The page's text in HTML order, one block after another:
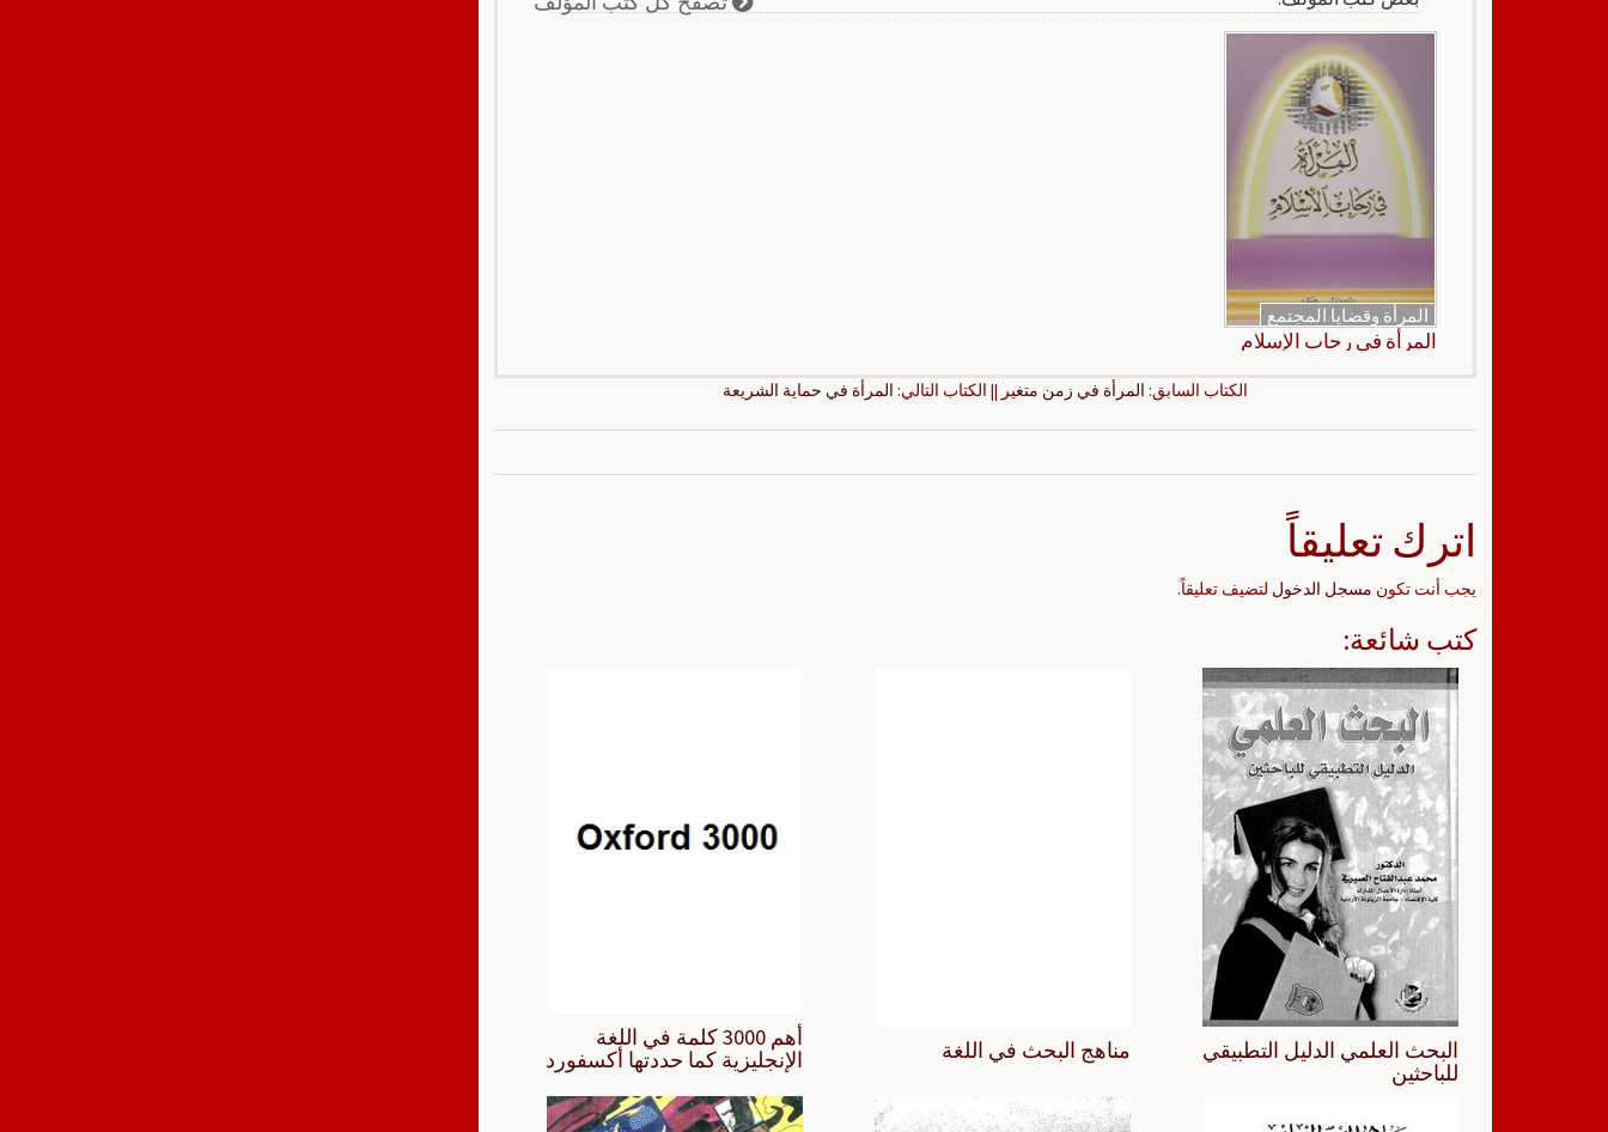
المرأة وقضايا المجتمع
المرأة في رحاب الإسلام
الكتاب السابق: المرأة في زمن متغير || الكتاب التالي: المرأة في حماية الشريعة
اترك تعليقاً
يجب أنت تكون مسجل الدخول لتضيف تعليقاً.
كتب شائعة:
أهم 3000 كلمة في اللغة
الإنجليزية كما حددتها أكسفورد
مناهج البحث في اللغة
البحث العلمي الدليل التطبيقي
للباحثين